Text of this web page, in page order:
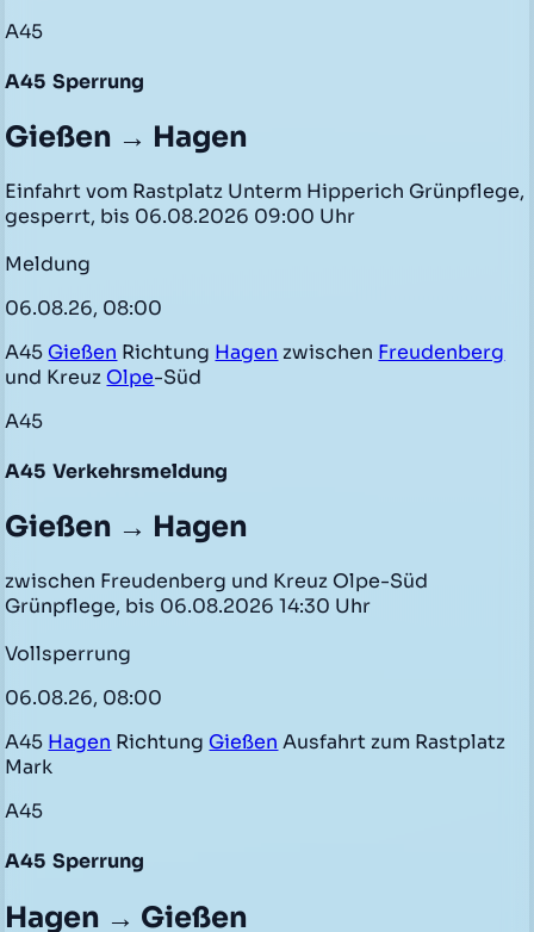
A45
A45 Sperrung
Gießen → Hagen
Einfahrt vom Rastplatz Unterm Hipperich Grünpflege,
gesperrt, bis 06.08.2026 09:00 Uhr
Meldung
06.08.26, 08:00
A45 Gießen Richtung Hagen zwischen Freudenberg
und Kreuz Olpe-Süd
A45
A45 Verkehrsmeldung
Gießen → Hagen
zwischen Freudenberg und Kreuz Olpe-Süd
Grünpflege, bis 06.08.2026 14:30 Uhr
Vollsperrung
06.08.26, 08:00
A45 Hagen Richtung Gießen Ausfahrt zum Rastplatz
Mark
A45
A45 Sperrung
Hagen → Gießen